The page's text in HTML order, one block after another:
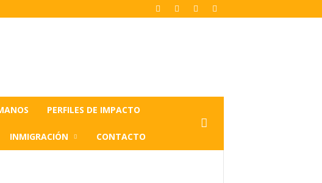
PERFILES DE IMPACTO
INMIGRACIÓN CONTACTO